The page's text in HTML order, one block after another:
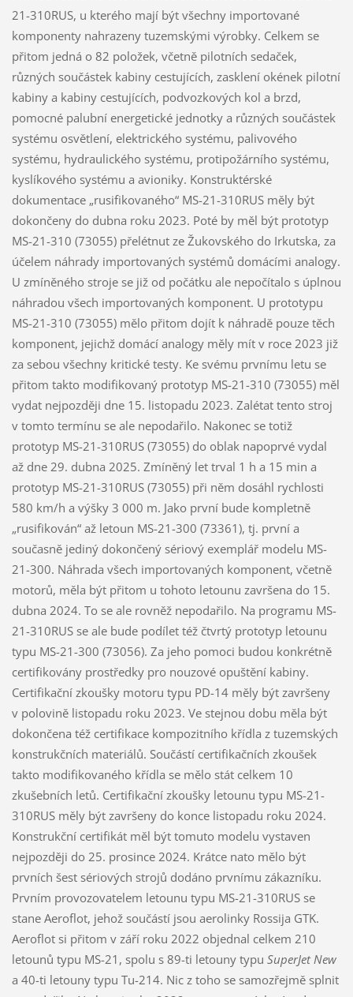
21-310RUS, u kterého mají být všechny importované
komponenty nahrazeny tuzemskými výrobky. Celkem se
přitom jedná o 82 položek, včetně pilotních sedaček,
různých součástek kabiny cestujících, zasklení okének pilotní
kabiny a kabiny cestujících, podvozkových kol a brzd,
pomocné palubní energetické jednotky a různých součástek
systému osvětlení, elektrického systému, palivového
systému, hydraulického systému, protipožárního systému,
kyslíkového systému a avioniky. Konstruktérské
dokumentace „rusifikovaného“ MS-21-310RUS měly být
dokončeny do dubna roku 2023. Poté by měl být prototyp
MS-21-310 (73055) přelétnut ze Žukovského do Irkutska, za
účelem náhrady importovaných systémů domácími analogy.
U zmíněného stroje se již od počátku ale nepočítalo s úplnou
náhradou všech importovaných komponent. U prototypu
MS-21-310 (73055) mělo přitom dojít k náhradě pouze těch
komponent, jejichž domácí analogy měly mít v roce 2023 již
za sebou všechny kritické testy. Ke svému prvnímu letu se
přitom takto modifikovaný prototyp MS-21-310 (73055) měl
vydat nejpozději dne 15. listopadu 2023. Zalétat tento stroj
v tomto termínu se ale nepodařilo. Nakonec se totiž
prototyp MS-21-310RUS (73055) do oblak napoprvé vydal
až dne 29. dubna 2025. Zmíněný let trval 1 h a 15 min a
prototyp MS-21-310RUS (73055) při něm dosáhl rychlosti
580 km/h a výšky 3 000 m. Jako první bude kompletně
„rusifikován“ až letoun MS-21-300 (73361), tj. první a
současně jediný dokončený sériový exemplář modelu MS-
21-300. Náhrada všech importovaných komponent, včetně
motorů, měla být přitom u tohoto letounu završena do 15.
dubna 2024. To se ale rovněž nepodařilo. Na programu MS-
21-310RUS se ale bude podílet též čtvrtý prototyp letounu
typu MS-21-300 (73056). Za jeho pomoci budou konkrétně
certifikovány prostředky pro nouzové opuštění kabiny.
Certifikační zkoušky motoru typu PD-14 měly být završeny
v polovině listopadu roku 2023. Ve stejnou dobu měla být
dokončena též certifikace kompozitního křídla z tuzemských
konstrukčních materiálů. Součástí certifikačních zkoušek
takto modifikovaného křídla se mělo stát celkem 10
zkušebních letů. Certifikační zkoušky letounu typu MS-21-
310RUS měly být završeny do konce listopadu roku 2024.
Konstrukční certifikát měl být tomuto modelu vystaven
nejpozději do 25. prosince 2024. Krátce nato mělo být
prvních šest sériových strojů dodáno prvnímu zákazníku.
Prvním provozovatelem letounu typu MS-21-310RUS se
stane Aeroflot, jehož součástí jsou aerolinky Rossija GTK.
Aeroflot si přitom v září roku 2022 objednal celkem 210
letounů typu MS-21, spolu s 89-ti letouny typu SuperJet New
a 40-ti letouny typu Tu-214. Nic z toho se samozřejmě splnit